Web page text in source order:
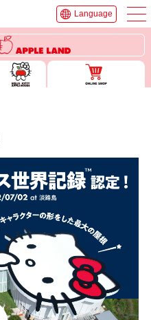
Language